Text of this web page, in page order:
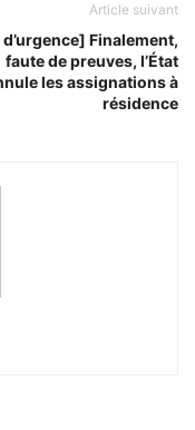
Article suivant
Finalement,
faute de preuves, l’État
les assignations à
résidence